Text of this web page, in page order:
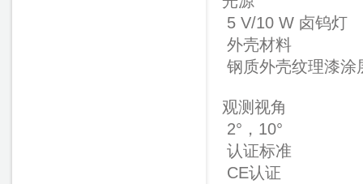
5 V/10 W 卤钨灯
外壳材料
钢质外壳纹理漆涂
观测视角
2°，10°
认证标准
CE认证